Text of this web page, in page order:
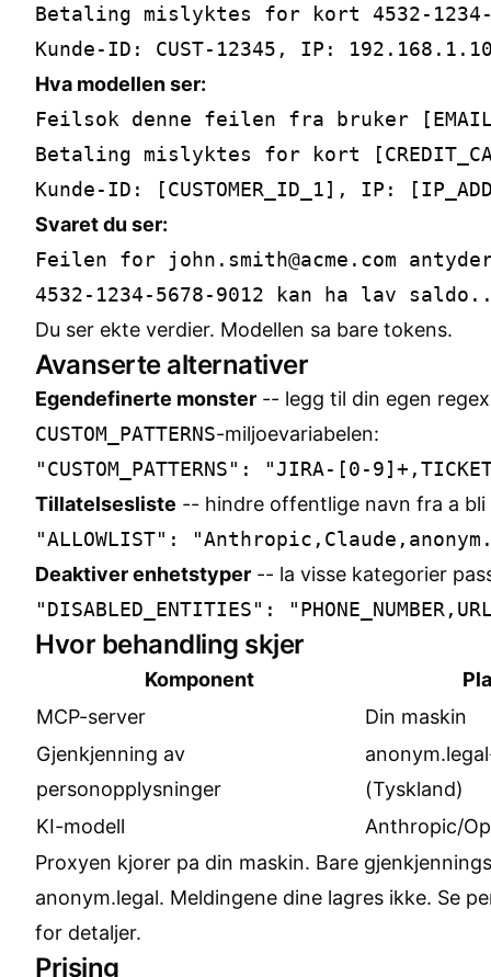
Betaling mislyktes for kort 4532-1234-
Hva modellen ser:
Feilsok denne feilen fra bruker
Betaling mislyktes for kort
Svaret du ser:
Feilen for john.smith@acme.com
Du ser ekte verdier. Modellen sa bare tokens.
Avanserte alternativer
Egendefinerte monster -- legg til din egen
CUSTOM_PATTERNS-miljoevariabelen:
Tillatelsesliste -- hindre offentlige navn fra a bli
Deaktiver enhetstyper -- la visse kategorier
Hvor behandling skjer
Komponent
MCP-server
Din maskin
Gjenkjenning av
personopplysninger
(Tyskland)
KI-modell
Anthropic/
Proxyen kjorer pa din maskin. Bare
anonym.legal. Meldingene dine lagres ikke. Se
for detaljer.
Prising